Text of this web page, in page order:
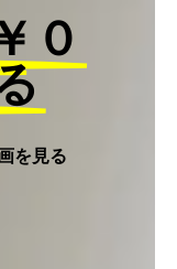
０
を見る